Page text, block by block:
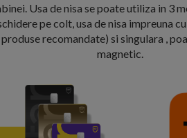
Usa de nisa se poate utiliza in 3
pe colt, usa de nisa impreuna
recomandate) si singulara ,
magnetic.